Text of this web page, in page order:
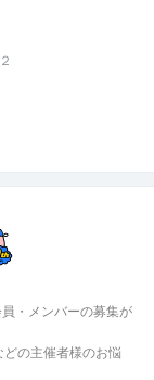
・メンバーの募集が
の主催者様のお悩